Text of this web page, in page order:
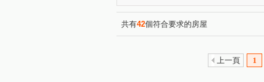
共有42個符合要求的房屋
上一頁 1